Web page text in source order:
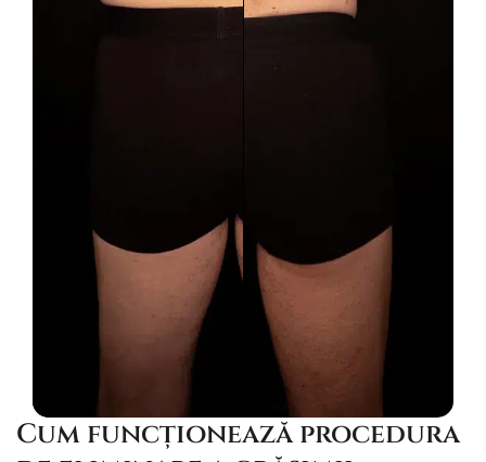
Cum funcționează procedura